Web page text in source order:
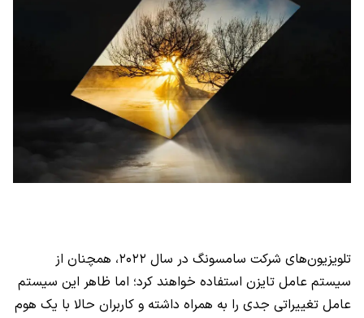
تلویزیون‌های شرکت سامسونگ در سال ۲۰۲۲، همچنان از
سیستم عامل تایزن استفاده خواهند کرد؛ اما ظاهر این سیستم
عامل تغییراتی جدی را به همراه داشته و کاربران حالا با یک هوم